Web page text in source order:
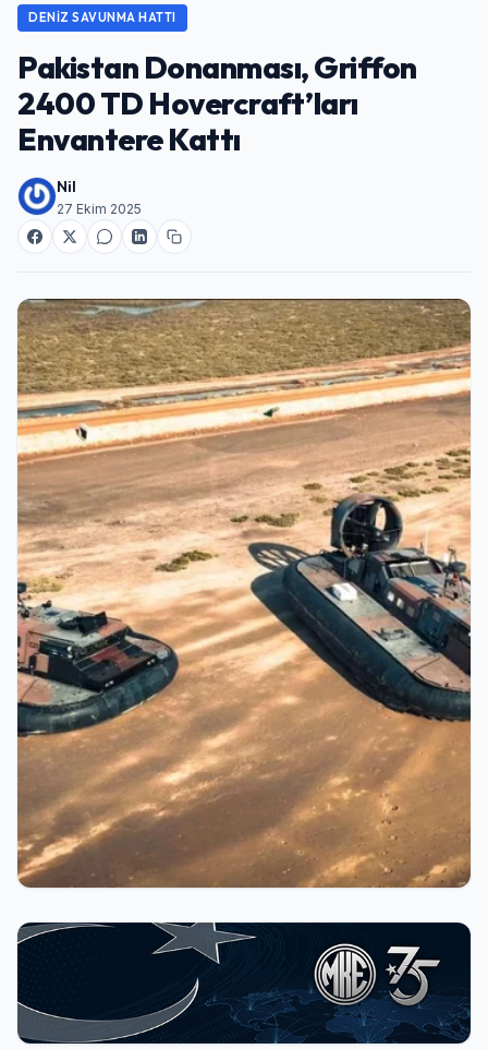
DENIZ SAVUNMA HATTI
Pakistan Donanması, Griffon
2400 TD Hovercraft’ları
Envantere Kattı
Nil
27 Ekim 2025